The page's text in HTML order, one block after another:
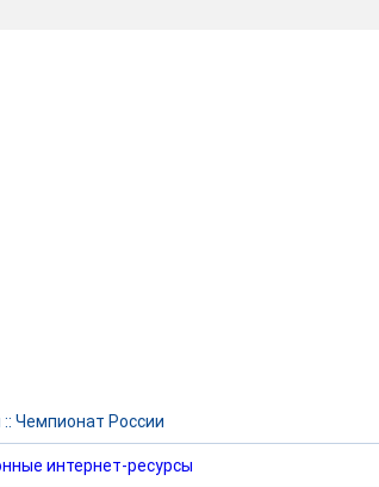
:: Чемпионат России
интернет-ресурсы